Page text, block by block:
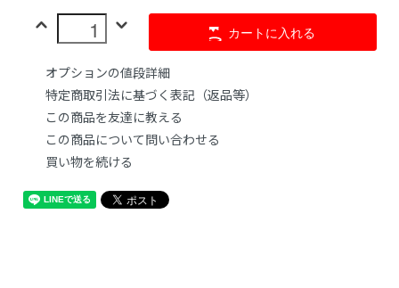
カートに入れる
オプションの値段詳細
特定商取引法に基づく表記（返品等）
この商品を友達に教える
この商品について問い合わせる
買い物を続ける